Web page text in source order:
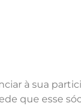
à sua
que esse